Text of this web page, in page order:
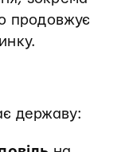
продовжує
державу: